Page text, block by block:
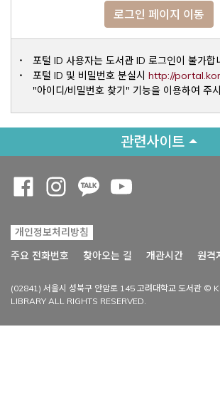
로그인 페이지 이동
포털 ID 사용자는 도서관 ID 로그인이 불가합
포털 ID 및 비밀번호 분실시 http://
"아이디/비밀번호 찾기" 기능을 이용하여 주
관련사이트
개인정보처리방침
주요 전화번호
찾아오는 길 개관시간 원격
(02841) 서울시 성북구 안암로 145 고려대학교 도서관 ©
LIBRARY ALL RIGHTS RESERVED.
Opens a new window
Opens a new window
Opens a new window